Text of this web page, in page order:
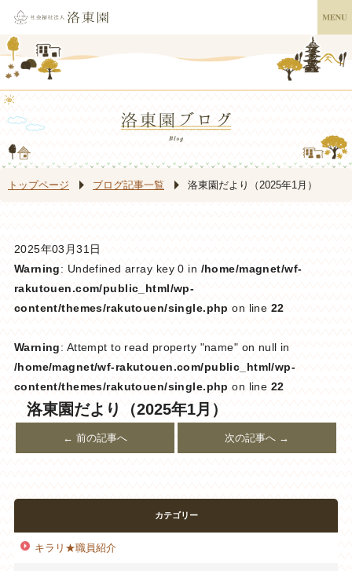
トップページ ブログ記事一覧 洛東園だより（2025年1月）
2025年03月31日
Warning: Undefined array key 0 in /home/magnet/wf-
rakutouen.com/public_html/wp-
content/themes/rakutouen/single.php on line 22
Warning: Attempt to read property "name" on null in
/home/magnet/wf-rakutouen.com/public_html/wp-
content/themes/rakutouen/single.php on line 22
洛東園だより（2025年1月）
← 前の記事へ 次の記事へ →
カテゴリー
キラリ★職員紹介